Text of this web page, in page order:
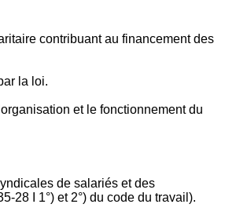
contribuant au financement des
la loi.
et le fonctionnement du
de salariés et des
I 1°) et 2°) du code du travail).